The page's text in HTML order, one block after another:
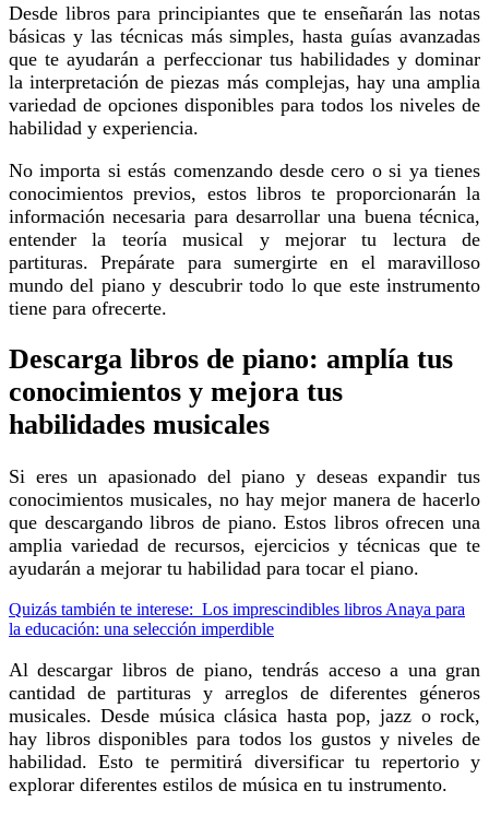
Desde libros para principiantes que te enseñarán las notas
básicas y las técnicas más simples, hasta guías avanzadas
que te ayudarán a perfeccionar tus habilidades y dominar
la interpretación de piezas más complejas, hay una amplia
variedad de opciones disponibles para todos los niveles de
habilidad y experiencia.
No importa si estás comenzando desde cero o si ya tienes
conocimientos previos, estos libros te proporcionarán la
información necesaria para desarrollar una buena técnica,
entender la teoría musical y mejorar tu lectura de
partituras. Prepárate para sumergirte en el maravilloso
mundo del piano y descubrir todo lo que este instrumento
tiene para ofrecerte.
Descarga libros de piano: amplía tus
conocimientos y mejora tus
habilidades musicales
Si eres un apasionado del piano y deseas expandir tus
conocimientos musicales, no hay mejor manera de hacerlo
que descargando libros de piano. Estos libros ofrecen una
amplia variedad de recursos, ejercicios y técnicas que te
ayudarán a mejorar tu habilidad para tocar el piano.
Quizás también te interese: Los imprescindibles libros Anaya para
la educación: una selección imperdible
Al descargar libros de piano, tendrás acceso a una gran
cantidad de partituras y arreglos de diferentes géneros
musicales. Desde música clásica hasta pop, jazz o rock,
hay libros disponibles para todos los gustos y niveles de
habilidad. Esto te permitirá diversificar tu repertorio y
explorar diferentes estilos de música en tu instrumento.